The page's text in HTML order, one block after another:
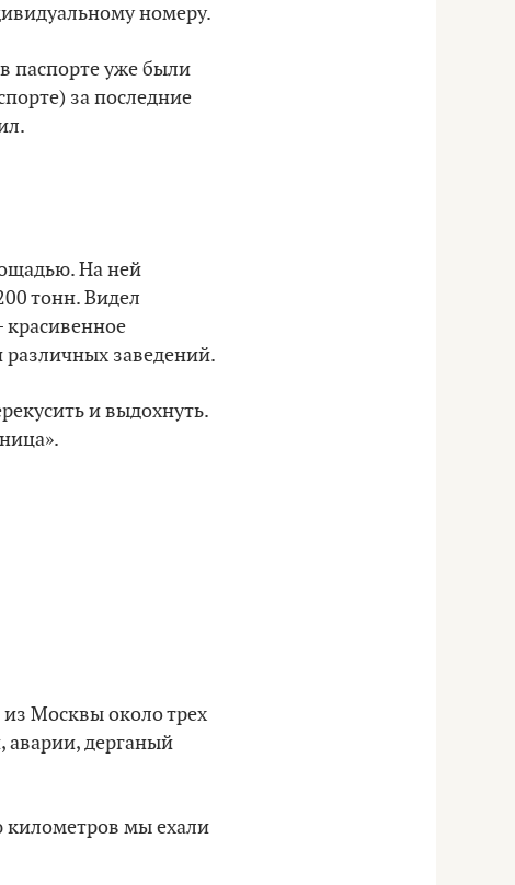
номеру.
паспорте уже были
за последние
На ней
тонн. Видел
красивенное
различных заведений.
и выдохнуть.
Москвы около трех
аварии, дерганый
километров мы ехали